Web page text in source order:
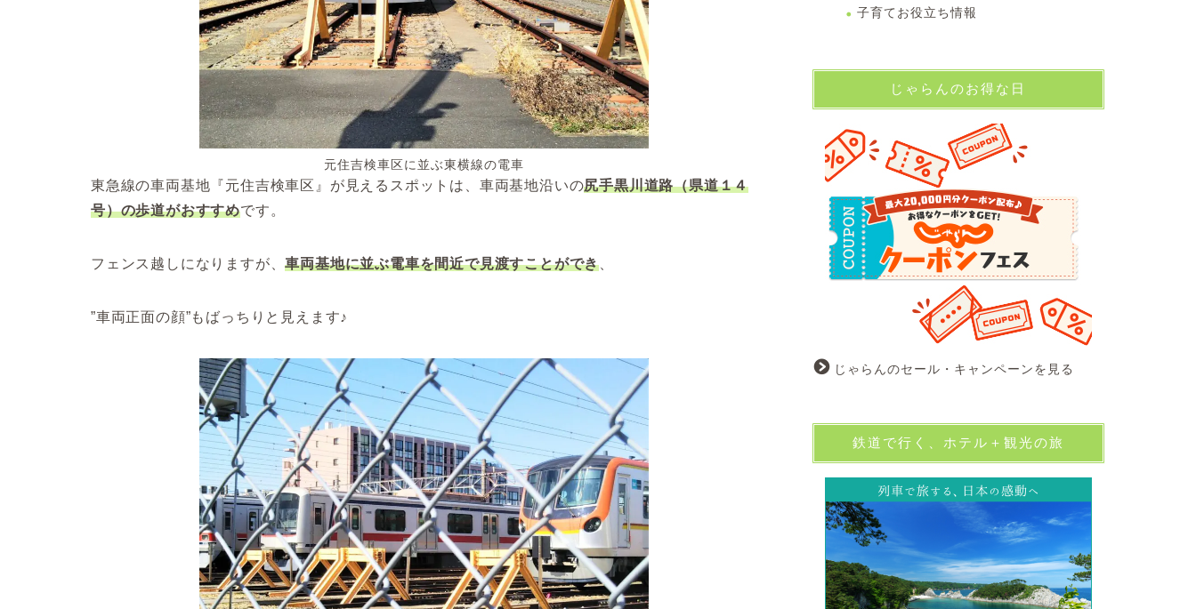
元住吉検車区に並ぶ東横線の電車
東急線の車両基地『元住吉検車区』が見えるスポットは、車両基地沿いの尻手黒川道路（県道１４
号）の歩道がおすすめです。
フェンス越しになりますが、車両基地に並ぶ電車を間近で見渡すことができ
”車両正面の顔”もばっちりと見えます♪
子育てお役立ち情報
じゃらんのお得な日
じゃらんのセール・キャンペーンを見る
鉄道で行く、ホテル＋観光の旅